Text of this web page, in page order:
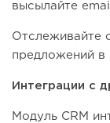
высылайте
Отслеживайте
предложений в
Интеграции с
Модуль CRM